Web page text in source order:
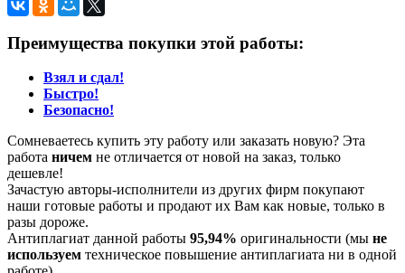
Преимущества покупки этой работы:
Взял и сдал!
Быстро!
Безопасно!
Сомневаетесь купить эту работу или заказать новую? Эта
работа ничем не отличается от новой на заказ, только
дешевле!
Зачастую авторы-исполнители из других фирм покупают
наши готовые работы и продают их Вам как новые, только в
разы дороже.
Антиплагиат данной работы 95,94% оригинальности (мы не
используем техническое повышение антиплагиата ни в одной